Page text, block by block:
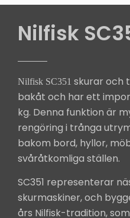
Nilfisk
Nilfisk SC351 skurar och
bakåt och har ett
kg. Denna funktion är
rengöring i trånga
bakom bord, hyllor,
svåråtkomliga ställen.
SC351 representerar
skurmaskiner, och
års Nilfisk-tradition,